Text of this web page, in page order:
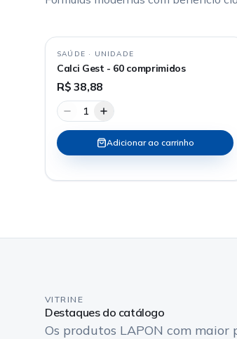
SAÚDE · UNIDADE
Calci Gest - 60 comprimidos
R$ 38,88
1
Adicionar ao carrinho
VITRINE
Destaques do catálogo
Os produtos LAPON com